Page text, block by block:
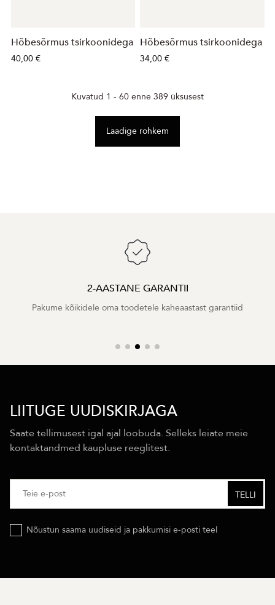
Hõbesõrmus tsirkoonidega
40,00 €
Hõbesõrmus tsirkoonidega
34,00 €
Kuvatud 1 - 60 enne 389 üksusest
Laadige rohkem
2-AASTANE GARANTII
Pakume kõikidele oma toodetele kaheaastast garantiid
LIITUGE UUDISKIRJAGA
Saate tellimusest igal ajal loobuda. Selleks leiate meie
kontaktandmed kaupluse reeglitest.
Nõustun saama uudiseid ja pakkumisi e-posti teel